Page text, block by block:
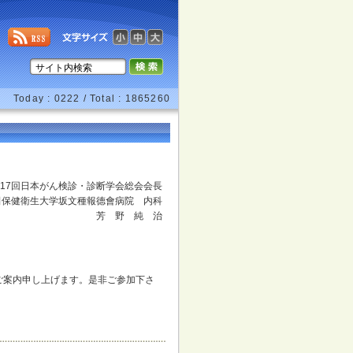
Today : 0222 / Total : 1865260
回日本がん検診・診断学会総会会長
保健衛生大学坂文種報德會病院 内科
芳 野 純 治
内申し上げます。是非ご参加下さ